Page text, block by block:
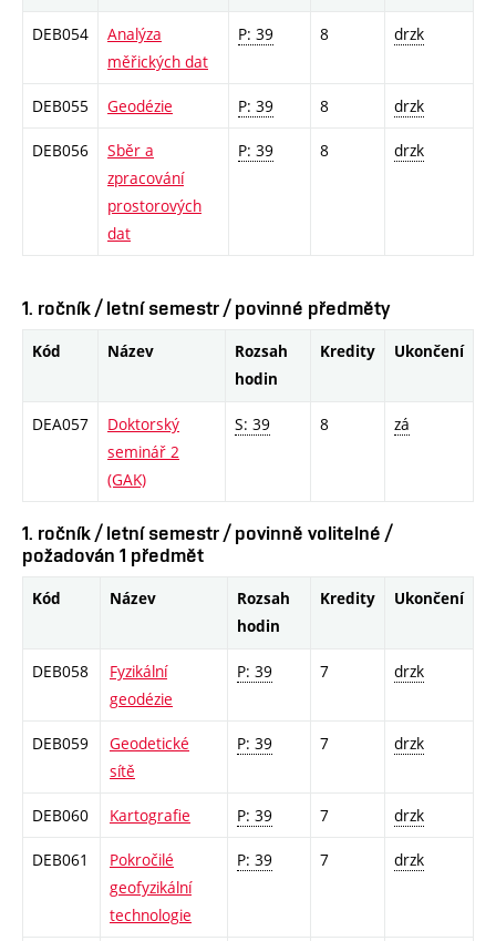
DEB054
Analýza
měřických dat
P: 39 8 drzk
DEB055 Geodézie P: 39 8 drzk
DEB056
Sběr a
zpracování
prostorových
dat
P: 39 8 drzk
1. ročník / letní semestr / povinné předměty
Kód Název
Rozsah
hodin
Kredity Ukončení
DEA057
Doktorský
seminář 2
(GAK)
S: 39 8 zá
1. ročník / letní semestr / povinně volitelné /
požadován 1 předmět
Kód Název
Rozsah
hodin
Kredity Ukončení
DEB058
Fyzikální
geodézie
P: 39 7 drzk
DEB059
Geodetické
sítě
P: 39 7 drzk
DEB060 Kartografie P: 39 7 drzk
DEB061
Pokročilé
geofyzikální
technologie
P: 39 7 drzk